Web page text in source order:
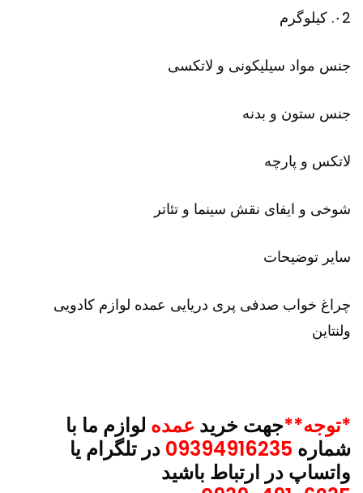
۰2. کیلوگرم
جنس مواد سیلیکونی و لاتکسی
جنس ستون و بدنه
لاتکس و پارچه
شوخی و ایفای نقش سینما و تئاتر
سایر توضیحات
چراغ خواب صدفی پری دریایی عمده لوازم کادویی
ولنتاین
*توجه**جهت خرید عمده لوازم ما با
شماره
در تلگرام یا
واتساپ در ارتباط باشید